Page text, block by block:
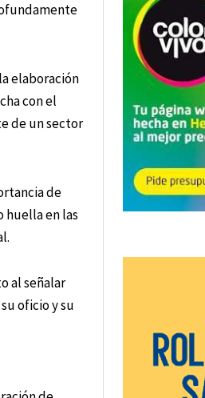
elaboración
con el
de un sector
de
huella en las
al señalar
oficio y su